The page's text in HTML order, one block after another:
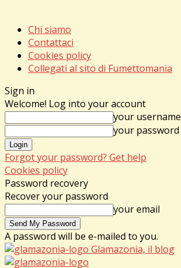
Chi siamo
Contattaci
Cookies policy
Collegati al sito di Fumettomania
Sign in
Welcome! Log into your account
your username
your password
Forgot your password? Get help
Cookies policy
Password recovery
Recover your password
your email
A password will be e-mailed to you.
Glamazonia, il blog